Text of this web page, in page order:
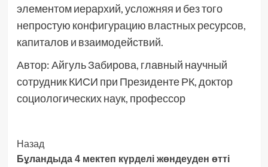
элементом иерархий, усложняя и без того
непростую конфигурацию властных ресурсов,
капиталов и взаимодействий.
Автор: Айгуль Забирова, главный научный
сотрудник КИСИ при Президенте РК, доктор
социологических наук, профессор
Post
Назад
Бұландыда 4 мектеп күрделі жөндеуден өтті